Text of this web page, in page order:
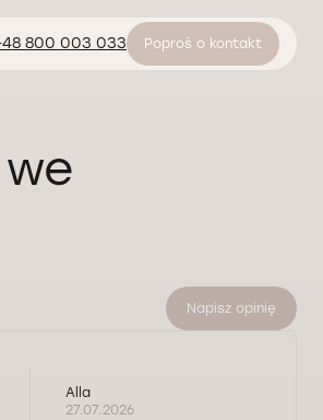
800 003 033 Poproś o kontakt
Napisz opinię
Alla
27.07.2026